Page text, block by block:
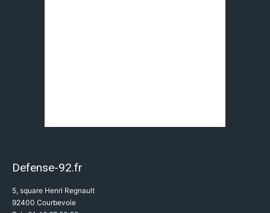
Defense-92.fr
5, square Henri Regnault
92400 Courbevoie